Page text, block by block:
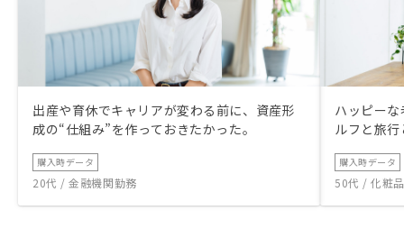
出産や育休でキャリアが変わる前に、資産形
成の“仕組み”を作っておきたかった。
購入時データ
20代 / 金融機関勤務
ハッピー
ルフと旅
購入時データ
50代 / 化粧